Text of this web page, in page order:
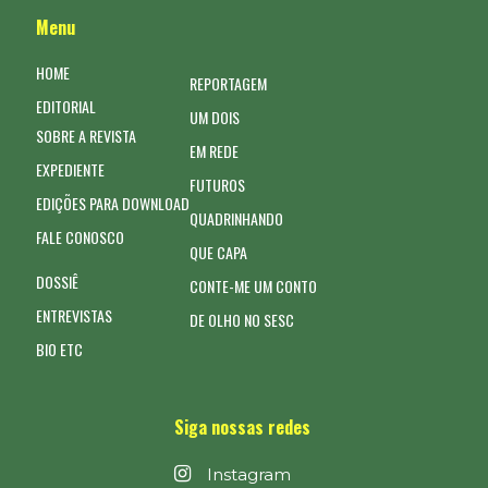
Menu
HOME
EDITORIAL
SOBRE A REVISTA
EXPEDIENTE
EDIÇÕES PARA DOWNLOAD
FALE CONOSCO
DOSSIÊ
ENTREVISTAS
BIO ETC
REPORTAGEM
UM DOIS
EM REDE
FUTUROS
QUADRINHANDO
QUE CAPA
CONTE-ME UM CONTO
DE OLHO NO SESC
Siga nossas redes
Instagram